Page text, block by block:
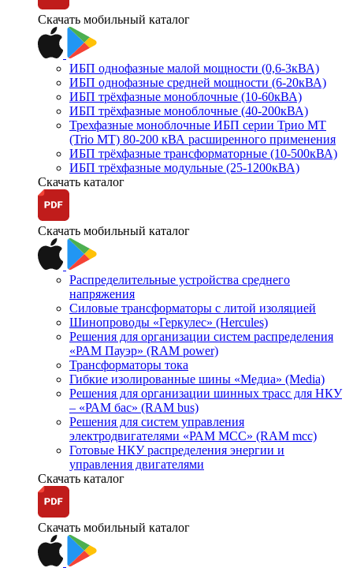
Скачать мобильный каталог
ИБП однофазные малой мощности (0,6-3кВА)
ИБП однофазные средней мощности (6-20кВА)
ИБП трёхфазные моноблочные (10-60кВА)
ИБП трёхфазные моноблочные (40-200кВА)
Трехфазные моноблочные ИБП серии Трио МТ
(Trio MT) 80-200 кВА расширенного применения
ИБП трёхфазные трансформаторные (10-500кВА)
ИБП трёхфазные модульные (25-1200кВА)
Скачать каталог
Скачать мобильный каталог
Распределительные устройства среднего
напряжения
Силовые трансформаторы с литой изоляцией
Шинопроводы «Геркулес» (Hercules)
Решения для организации систем распределения
«РАМ Пауэр» (RAM power)
Трансформаторы тока
Гибкие изолированные шины «Медиа» (Media)
Решения для организации шинных трасс для НКУ
– «РАМ бас» (RAM bus)
Решения для систем управления
электродвигателями «РАМ МСС» (RAM mcc)
Готовые НКУ распределения энергии и
управления двигателями
Скачать каталог
Скачать мобильный каталог